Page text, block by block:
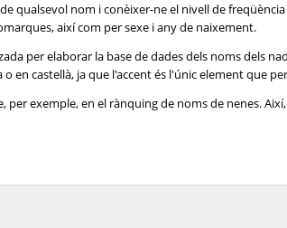
qualsevol nom i conèixer-ne el nivell de
així com per sexe i any de naixement.
per elaborar la base de dades dels noms dels
en castellà, ja que l'accent és l'únic element que
per exemple, en el rànquing de noms de nenes.